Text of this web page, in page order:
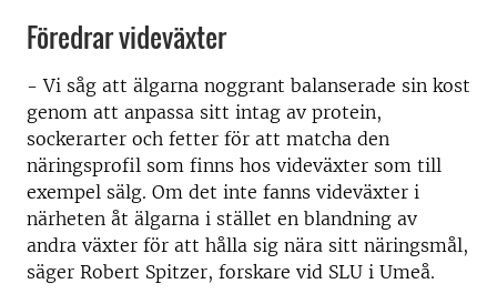
Föredrar videväxter
- Vi såg att älgarna noggrant balanserade sin kost
genom att anpassa sitt intag av protein,
sockerarter och fetter för att matcha den
näringsprofil som finns hos videväxter som till
exempel sälg. Om det inte fanns videväxter i
närheten åt älgarna i stället en blandning av
andra växter för att hålla sig nära sitt näringsmål,
säger Robert Spitzer, forskare vid SLU i Umeå.